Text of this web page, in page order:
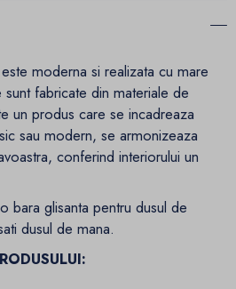
este moderna si realizata cu mare
fabricate din materiale de
un produs care se incadreaza
sau modern, se armonizeaza
conferind interiorului un
bara glisanta pentru dusul de
dusul de mana.